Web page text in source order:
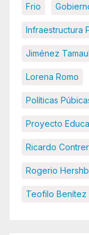
Frio
Infraestructura
Jiménez
Lorena Romo
Políticas
Proyecto
Ricardo
Rogerio
Teofilo Benítez